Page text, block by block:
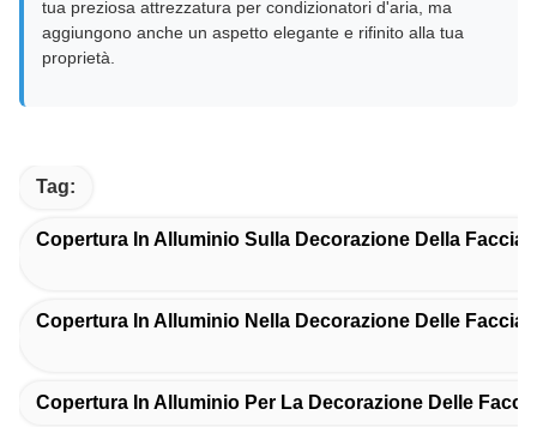
tua preziosa attrezzatura per condizionatori d'aria, ma
aggiungono anche un aspetto elegante e rifinito alla tua
proprietà.
Tag:
Copertura In Alluminio Sulla Decorazione Della
Copertura In Alluminio Nella Decorazione Delle
Copertura In Alluminio Per La Decorazione Delle